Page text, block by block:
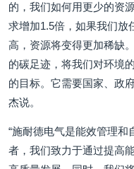
的，我们如何用更少的资
求增加1.5倍，如果我们放
高，资源将变得更加稀缺
的碳足迹，将我们对环境
的目标。它需要国家、政
杰说。
“施耐德电气是能效管理
者，我们致力于通过提高